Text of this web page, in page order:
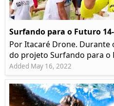
Surfando para o Futuro
Por Itacaré Drone.
do projeto Surfando para o
Added May 16, 2022